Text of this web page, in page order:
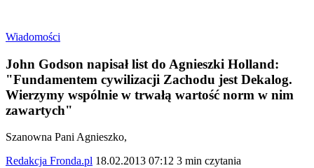
Wiadomości
John Godson napisał list do Agnieszki Holland:
"Fundamentem cywilizacji Zachodu jest Dekalog.
Wierzymy wspólnie w trwałą wartość norm w nim
zawartych"
Szanowna Pani Agnieszko,
Redakcja Fronda.pl 18.02.2013 07:12 3 min czytania